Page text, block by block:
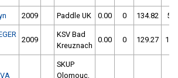
2009 Paddle UK 0.00 0 134.82 56
2009
KSV Bad
Kreuznach
0.00 0 129.27 106
SKUP
Olomouc,